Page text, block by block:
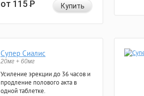
от 115Р Купить
Супер Сиалис
20мг + 60мг
Усиление эрекции до 36 часов и
продление полового акта в
одной таблетке.